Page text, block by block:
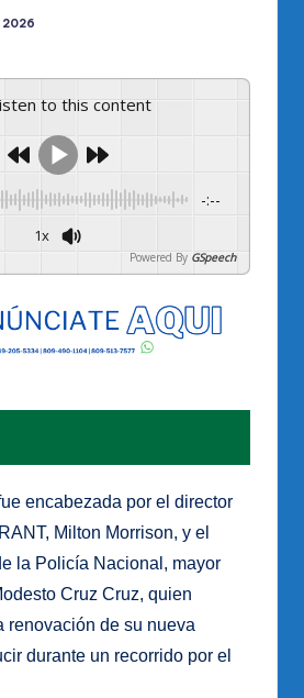
2026
to this content
-:--
1x
Powered By GSpeech
encabezada por el director
Milton Morrison, y el
la Policía Nacional, mayor
Cruz Cruz, quien
renovación de su nueva
durante un recorrido por el